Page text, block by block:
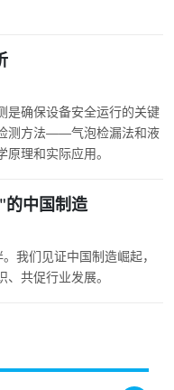
是确保设备安全运行的关键
测方法——气泡检漏法和液
理和实际应用。
的中国制造
我们见证中国制造崛起，
共促行业发展。